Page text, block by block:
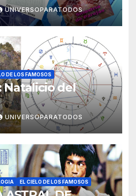
UNIVERSOPARATODOS
DE LOS FAMOSOS
Natalicio del
UNIVERSOPARATODOS
EL CIELO DE LOS FAMOSOS